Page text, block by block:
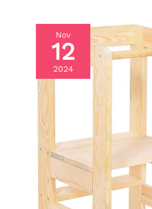
Nov
12
2024